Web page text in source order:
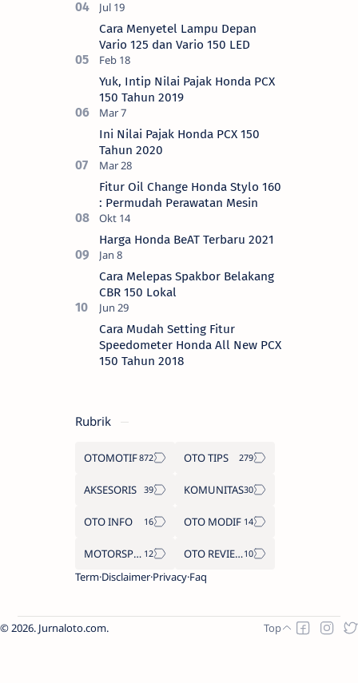
Cara Menyetel Lampu Depan
Vario 125 dan Vario 150 LED
Yuk, Intip Nilai Pajak Honda PCX
150 Tahun 2019
Ini Nilai Pajak Honda PCX 150
Tahun 2020
Fitur Oil Change Honda Stylo 160
: Permudah Perawatan Mesin
Harga Honda BeAT Terbaru 2021
Cara Melepas Spakbor Belakang
CBR 150 Lokal
Cara Mudah Setting Fitur
Speedometer Honda All New PCX
150 Tahun 2018
Rubrik
OTOMOTIF OTO TIPS
AKSESORIS KOMUNITAS
OTO INFO OTO MODIF
MOTORSPORT
OTO REVIEW
Term Disclaimer Privacy Faq
2026. Jurnaloto.com.